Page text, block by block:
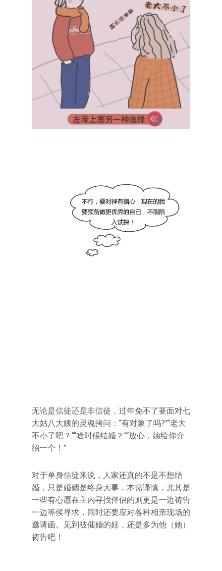
无论是信徒还是非信徒，过年免不了要面对七
大姑八大姨的灵魂拷问：“有对象了吗?”“老大
不小了吧？”“啥时候结婚？”“放心，姨给你介
绍一个！”
对于单身信徒来说，人家还真的不是不想结
婚，只是婚姻是终身大事，本需谨慎，尤其是
一些有心愿在主内寻找伴侣的则更是一边祷告
一边等候寻求，同时还要应对各种相亲现场的
邀请函。见到被催婚的娃，还是多为他（她）
祷告吧！